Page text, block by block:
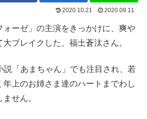
2020.10.21
2020.09.11
ォーゼ」の主演をきっかけに、爽や
ブレイクした、福士蒼汰さん。
説「あまちゃん」でも注目され、若
年上のお姉さま達のハートまでわし
せん。